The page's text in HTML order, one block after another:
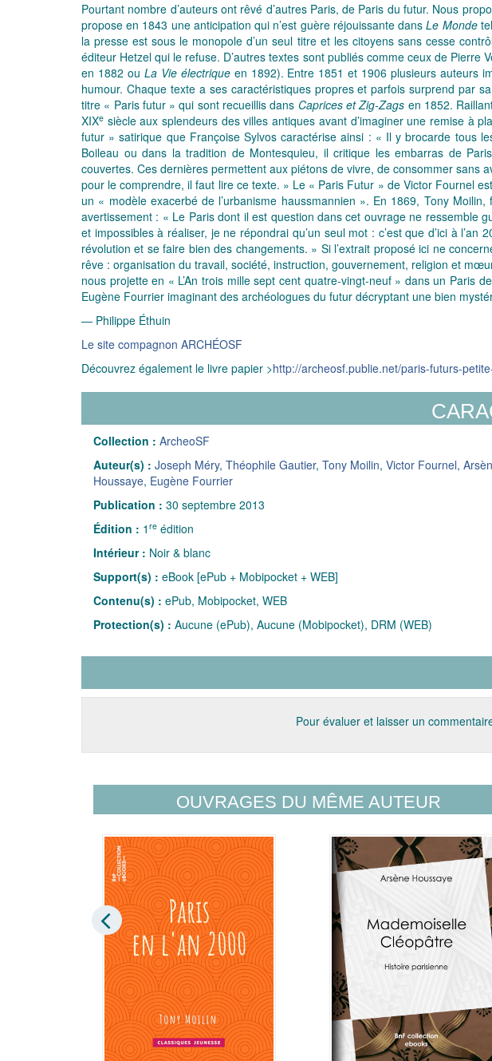
Pourtant nombre d’auteurs ont rêvé d’autres Paris, de Paris du futur. Nous
propose en 1843 une anticipation qui n’est guère réjouissante dansLe Monde
la presse est sous le monopole d’un seul titre et les citoyens sans cesse
éditeur Hetzel qui le refuse. D’autres textes sont publiés comme ceux de Pierre
en 1882 ou La Vie électriqueen 1892). Entre 1851 et 1906 plusieurs auteurs
humour. Chaque texte a ses caractéristiques propres et parfois surprend par
titre « Paris futur » qui sont recueillis dans Caprices et Zig-Zags en 1852.
XIXe siècle aux splendeurs des villes antiques avant d’imaginer une remise à
futur » satirique que Françoise Sylvos caractérise ainsi : « Il y brocarde tous
Boileau ou dans la tradition de Montesquieu, il critique les embarras de
couvertes. Ces dernières permettent aux piétons de vivre, de consommer sans
pour le comprendre, il faut lire ce texte. » Le « Paris Futur » de Victor Fournel
un « modèle exacerbé de l’urbanisme haussmannien ». En 1869, Tony
avertissement : « Le Paris dont il est question dans cet ouvrage ne ressemble
et impossibles à réaliser, je ne répondrai qu’un seul mot : c’est que d’ici à
révolution et se faire bien des changements. » Si l’extrait proposé ici ne
rêve : organisation du travail, société, instruction, gouvernement, religion et
nous projette en « L’An trois mille sept cent quatre-vingt-neuf » dans un Paris
Eugène Fourrier imaginant des archéologues du futur décryptant une bien
— Philippe Éthuin
Le site compagnon ARCHÉOSF
Découvrez également le livre papier >http://archeosf.publie.net/paris-futurs-
Collection : ArcheoSF
Auteur(s) : Joseph Méry, Théophile Gautier, Tony Moilin, Victor Fournel,
Houssaye, Eugène Fourrier
Publication : 30 septembre 2013
Édition : 1 re édition
Intérieur : Noir & blanc
Support(s) : eBook [ePub + Mobipocket + WEB]
Contenu(s) : ePub, Mobipocket, WEB
Protection(s) : Aucune (ePub), Aucune (Mobipocket), DRM (WEB)
Pour évaluer et laisser un
OUVRAGES DU MÊME AUTEUR